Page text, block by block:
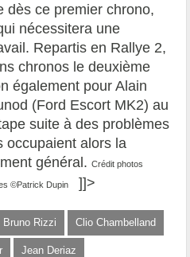
dès ce premier chrono,
nécessitera une
Repartis en Rallye 2,
chronos le deuxième
également pour Alain
(Ford Escort MK2) au
suite à des problèmes
occupaient alors la
général.Crédit photos
©Patrick Dupin ]]>
Bruno Rizzi Clio Chambelland
Jean Deriaz